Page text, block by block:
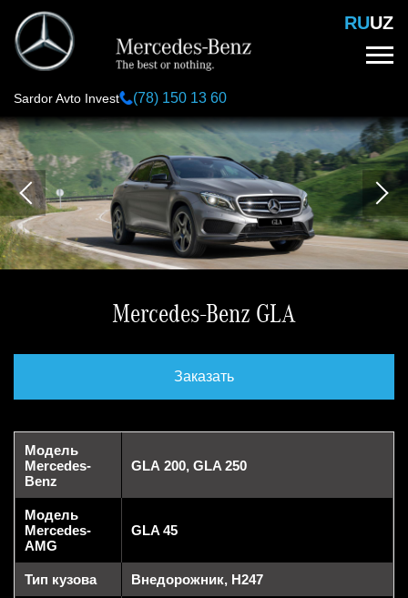
Перейти
основному
содержанию
RUUZ
Sardor Avto Invest (78) 150 13 60
Mercedes-Benz GLA
Заказать
Модель
Mercedes-
Benz
GLA 200, GLA 250
Модель
Mercedes-
AMG
GLA 45
Тип кузова Внедорожник, H247